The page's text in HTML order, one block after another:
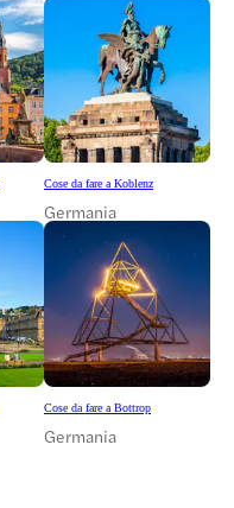
Cose da fare a Koblenz
Germania
Cose da fare a Bottrop
Germania